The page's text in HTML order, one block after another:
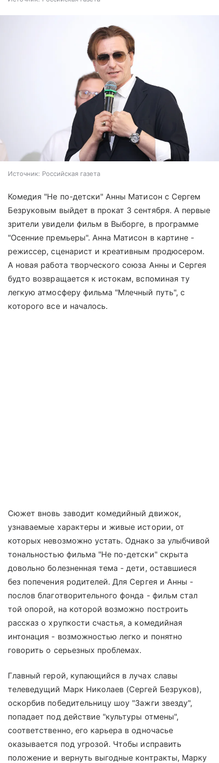
Источник: Российская газета
Комедия "Не по-детски" Анны Матисон с Сергем
Безруковым выйдет в прокат 3 сентября. А первые
зрители увидели фильм в Выборге, в программе
"Осенние премьеры". Анна Матисон в картине -
режиссер, сценарист и креативным продюсером.
А новая работа творческого союза Анны и Сергея
будто возвращается к истокам, вспоминая ту
легкую атмосферу фильма "Млечный путь", с
которого все и началось.
Сюжет вновь заводит комедийный движок,
узнаваемые характеры и живые истории, от
которых невозможно устать. Однако за улыбчивой
тональностью фильма "Не по-детски" скрыта
довольно болезненная тема - дети, оставшиеся
без попечения родителей. Для Сергея и Анны -
послов благотворительного фонда - фильм стал
той опорой, на которой возможно построить
рассказ о хрупкости счастья, а комедийная
интонация - возможностью легко и понятно
говорить о серьезных проблемах.
Главный герой, купающийся в лучах славы
телеведущий Марк Николаев (Сергей Безруков),
оскорбив победительницу шоу "Зажги звезду",
попадает под действие "культуры отмены",
соответственно, его карьера в одночасье
оказывается под угрозой. Чтобы исправить
положение и вернуть выгодные контракты, Марку